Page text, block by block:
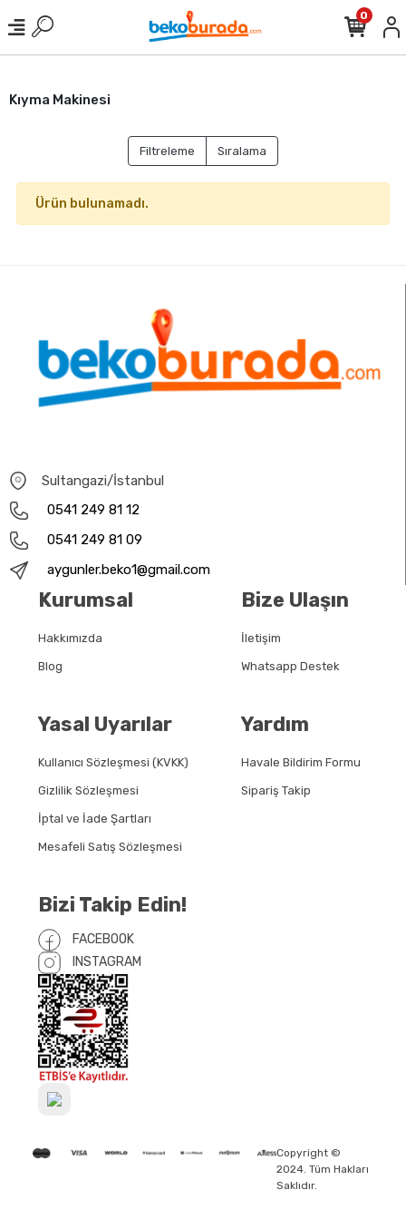
0
Kıyma Makinesi
Filtreleme Sıralama
Ürün bulunamadı.
Sultangazi/İstanbul
0541 249 81 12
0541 249 81 09
aygunler.beko1@gmail.com
Kurumsal
Hakkımızda
Blog
Yasal Uyarılar
Kullanıcı Sözleşmesi (KVKK)
Gizlilik Sözleşmesi
İptal ve İade Şartları
Mesafeli Satış Sözleşmesi
Bize Ulaşın
İletişim
Whatsapp Destek
Yardım
Havale Bildirim Formu
Sipariş Takip
Bizi Takip Edin!
FACEBOOK
INSTAGRAM
Copyright ©
2024. Tüm Hakları
Saklıdır.